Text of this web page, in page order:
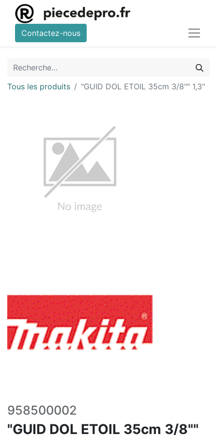
Contactez-nous
Tous les produits "GUID DOL ETOIL 35cm 3/8"" 1,3"
958500002
"GUID DOL ETOIL 35cm 3/8""